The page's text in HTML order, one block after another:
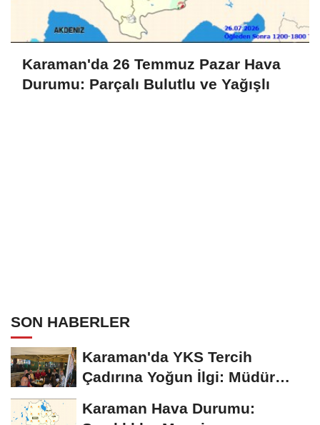
Karaman'da 26 Temmuz Pazar Hava
Durumu: Parçalı Bulutlu ve Yağışlı
SON HABERLER
Karaman'da YKS Tercih
Çadırına Yoğun İlgi: Müdür
Karaman Hava Durumu: